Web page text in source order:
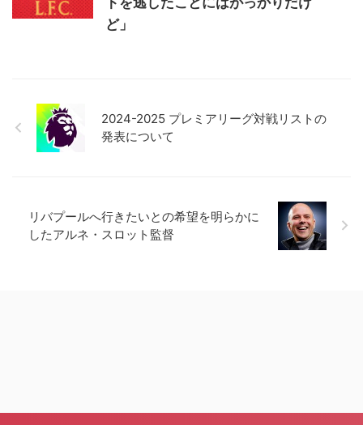
ど」
2024-2025 プレミアリーグ対戦リストの
発表について
リバプールへ行きたいとの希望を明らかに
したアルネ・スロット監督